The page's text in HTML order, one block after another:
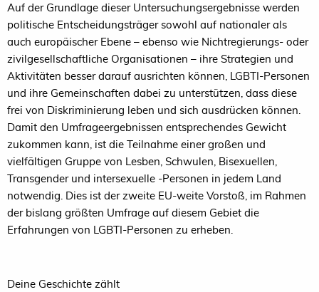
Auf der Grundlage dieser Untersuchungsergebnisse werden
politische Entscheidungsträger sowohl auf nationaler als
auch europäischer Ebene – ebenso wie Nichtregierungs- oder
zivilgesellschaftliche Organisationen – ihre Strategien und
Aktivitäten besser darauf ausrichten können, LGBTI-Personen
und ihre Gemeinschaften dabei zu unterstützen, dass diese
frei von Diskriminierung leben und sich ausdrücken können.
Damit den Umfrageergebnissen entsprechendes Gewicht
zukommen kann, ist die Teilnahme einer großen und
vielfältigen Gruppe von Lesben, Schwulen, Bisexuellen,
Transgender und intersexuelle -Personen in jedem Land
notwendig. Dies ist der zweite EU-weite Vorstoß, im Rahmen
der bislang größten Umfrage auf diesem Gebiet die
Erfahrungen von LGBTI-Personen zu erheben.
Deine Geschichte zählt